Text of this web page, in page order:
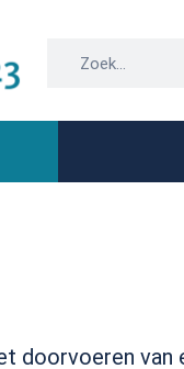
doorvoeren van